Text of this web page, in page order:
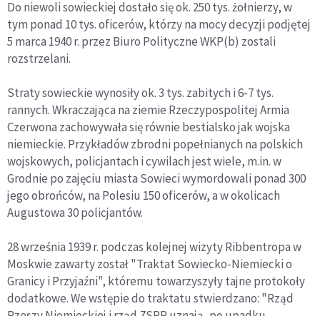
Do niewoli sowieckiej dostało się ok. 250 tys. żołnierzy, w
tym ponad 10 tys. oficerów, którzy na mocy decyzji podjętej
5 marca 1940 r. przez Biuro Polityczne WKP(b) zostali
rozstrzelani.
Straty sowieckie wynosiły ok. 3 tys. zabitych i 6-7 tys.
rannych. Wkraczająca na ziemie Rzeczypospolitej Armia
Czerwona zachowywała się równie bestialsko jak wojska
niemieckie. Przykładów zbrodni popełnianych na polskich
wojskowych, policjantach i cywilach jest wiele, m.in. w
Grodnie po zajęciu miasta Sowieci wymordowali ponad 300
jego obrońców, na Polesiu 150 oficerów, a w okolicach
Augustowa 30 policjantów.
28 września 1939 r. podczas kolejnej wizyty Ribbentropa w
Moskwie zawarty został "Traktat Sowiecko-Niemiecki o
Granicy i Przyjaźni", któremu towarzyszyły tajne protokoły
dodatkowe. We wstępie do traktatu stwierdzano: "Rząd